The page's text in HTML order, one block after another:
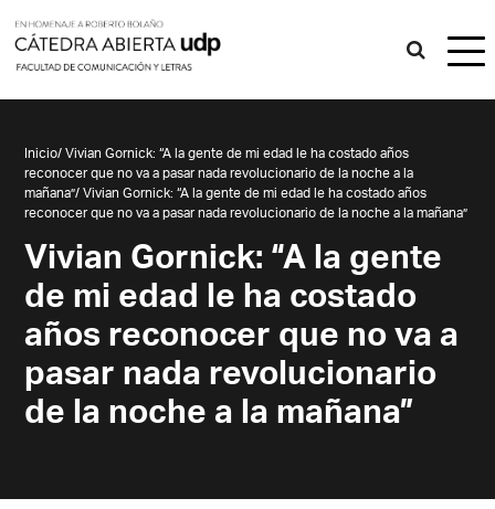
Inicio/ Vivian Gornick: “A la gente de mi edad le ha costado años
reconocer que no va a pasar nada revolucionario de la noche a la
mañana”/ Vivian Gornick: “A la gente de mi edad le ha costado años
reconocer que no va a pasar nada revolucionario de la noche a la mañana”
Vivian Gornick: “A la gente
de mi edad le ha costado
años reconocer que no va a
pasar nada revolucionario
de la noche a la mañana”